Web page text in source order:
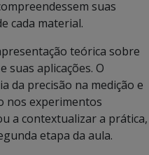
suas
cada material.
teórica sobre
suas aplicações. O
da precisão na medição e
nos experimentos
a contextualizar a prática,
etapa da aula.